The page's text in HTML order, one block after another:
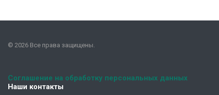
© 2026 Все права защищены.
Соглашение на обработку персональных данных
Наши контакты